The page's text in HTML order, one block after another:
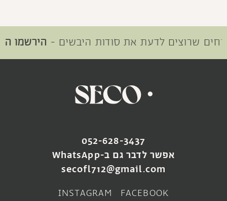
זר עדעד
₪ 112
שרוצים לדעת את סודות היבשים -הירשמו היום
052-628-3437
אפשר לדבר גם ב-WhatsApp
secofl712@gmail.com
FACEBOOK
INSTAGRAM